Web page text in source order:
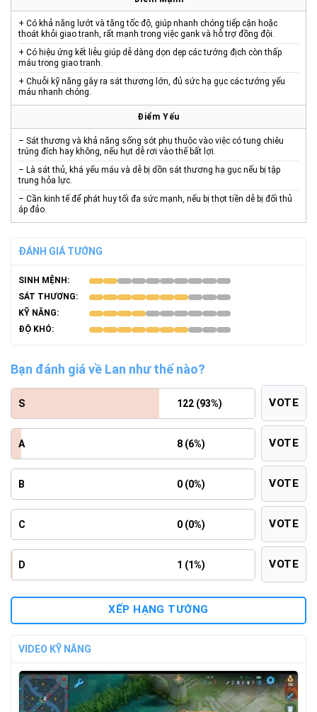
+ Có khả năng lướt và tăng tốc độ, giúp nhanh chóng tiếp cận hoặc
thoát khỏi giao tranh, rất mạnh trong việc gank và hỗ trợ đồng đội.
+ Có hiệu ứng kết liễu giúp dễ dàng dọn dẹp các tướng địch còn thấp
máu trong giao tranh.
+ Chuỗi kỹ năng gây ra sát thương lớn, đủ sức hạ gục các tướng yếu
máu nhanh chóng.
Điểm Yếu
– Sát thương và khả năng sống sót phụ thuộc vào việc có tung chiêu
trúng đích hay không, nếu hụt dễ rơi vào thế bất lợi.
– Là sát thủ, khá yếu máu và dễ bị dồn sát thương hạ gục nếu bị tập
trung hỏa lực.
– Cần kinh tế để phát huy tối đa sức mạnh, nếu bị thọt tiền dễ bị đối thủ
áp đảo.
ĐÁNH GIÁ TƯỚNG
SINH MỆNH:
SÁT THƯƠNG:
KỸ NĂNG:
ĐỘ KHÓ:
Bạn đánh giá về Lan như thế nào?
S 122 (93%) VOTE
A 8 (6%) VOTE
B 0 (0%) VOTE
C 0 (0%) VOTE
D 1 (1%) VOTE
XẾP HẠNG TƯỚNG
VIDEO KỸ NĂNG